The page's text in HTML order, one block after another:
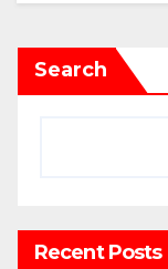
Search
Recent Posts